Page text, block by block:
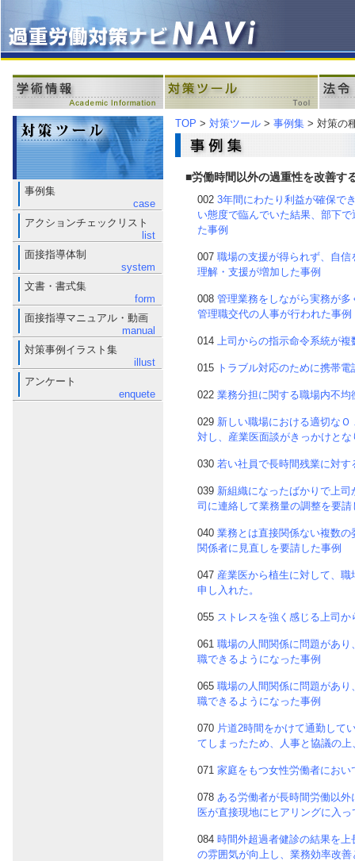
事例集
case
アクションチェックリスト
list
面接指導体制
system
文書・書式集
form
面接指導マニュアル・動画
manual
対策事例イラスト集
illust
アンケート
enquete
TOP > 対策ツール > 事例集 > 対策の
■労働時間以外の過重性を改善す
002 3年間にわたり利益が確保で
い態度で臨んでいた結果、部下
た事例
007 職場の支援が得られず、自
理解・支援が増加した事例
008 管理業務をしながら実務が
管理職交代の人事が行われた事例
014 上司からの指示命令系統が
015 トラブル対応のために携帯
022 業務分担に関する職場内不
029 新しい職場における適切な
対し、産業医面談がきっかけと
030 若い社員で長時間残業に対
039 新組織になったばかりで上
司に連絡して業務量の調整を要請
040 業務とは直接関係ない複数
関係者に見直しを要請した事例
047 産業医から植生に対して、
申し入れた。
055 ストレスを強く感じる上司
061 職場の人間関係に問題があ
職できるようになった事例
065 職場の人間関係に問題があ
職できるようになった事例
070 片道2時間をかけて通勤して
てしまったため、人事と協議の
071 家庭をもつ女性労働者にお
078 ある労働者が長時間労働以
医が直接現地にヒアリングに入
084 時間外超過者健診の結果を
の雰囲気が向上し、業務効率改